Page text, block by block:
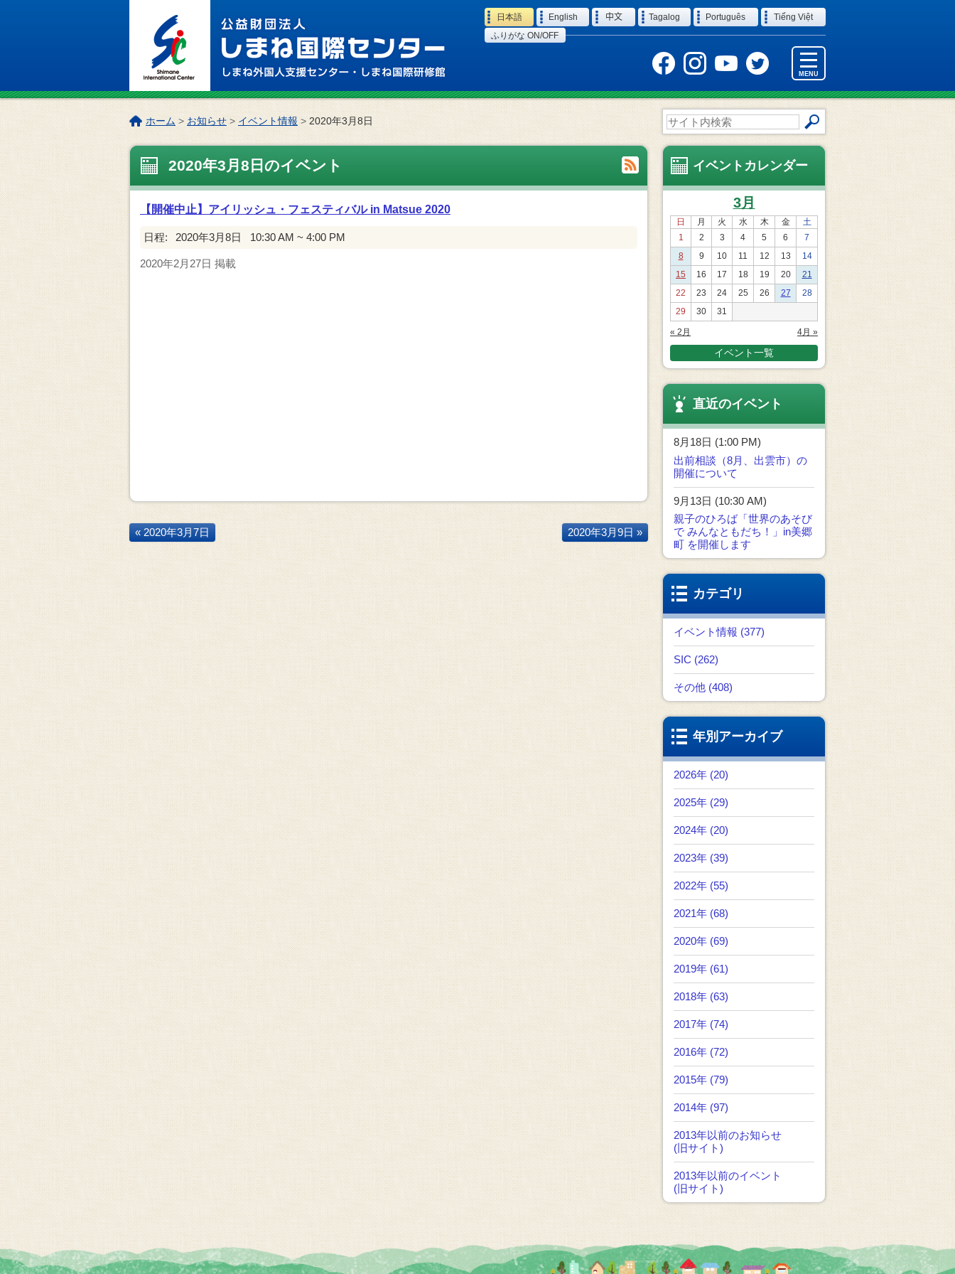
Language
日本語 English 中文 Tagalog Português
Tiếng Việt
ふりがな ON/OFF
MENU
サ
イ
ト
内
こ
ペ
ホーム > お知らせ > イベント情報 > 2020年3月8日
2020年3月8日のイベント
【開催中止】アイリッシュ・フェスティバル in Matsue 2020
日程: 2020年3月8日 10:30 AM ~ 4:00 PM
2020年2月27日 掲載
« 2020年3月7日 2020年3月9日 »
イベントカレンダー
3月
日 月 火 水 木 金
土
1
2 3 4 5 6
7
8
9 10 11 12 13
14
15
16 17 18 19 20
21
22
23 24 25 26 27
28
29
30 31
« 2月 4月 »
イベント一覧
直近のイベント
8月18日 (1:00 PM)
出前相談（8月、出雲市）の
開催について
9月13日 (10:30 AM)
親子のひろば「世界のあそび
で みんなともだち！」in美郷
町 を開催します
カテゴリ
イベント情報 (377)
SIC (262)
その他 (408)
年別アーカイブ
2026年 (20)
2025年 (29)
2024年 (20)
2023年 (39)
2022年 (55)
2021年 (68)
2020年 (69)
2019年 (61)
2018年 (63)
2017年 (74)
2016年 (72)
2015年 (79)
2014年 (97)
2013年以前のお知らせ
(旧サイト)
2013年以前のイベント
(旧サイト)